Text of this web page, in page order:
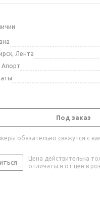
Лента
Под заказ
обязательно свяжутся с
Цена действительна
отличаться от цен в